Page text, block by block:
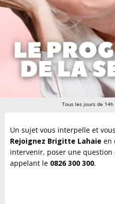
Tous les jours de 14h
Un sujet vous interpelle et
Rejoignez Brigitte Lahaie en
intervenir, poser une
appelant le 0826 300 300.